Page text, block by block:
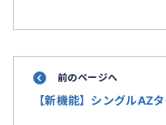
前のページへ
【新機能】シングルAZ